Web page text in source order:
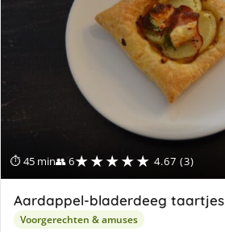
⏱ 45 min👥 6★★★★★ 4.67 (3)
Aardappel-bladerdeeg taartjes
Voorgerechten & amuses